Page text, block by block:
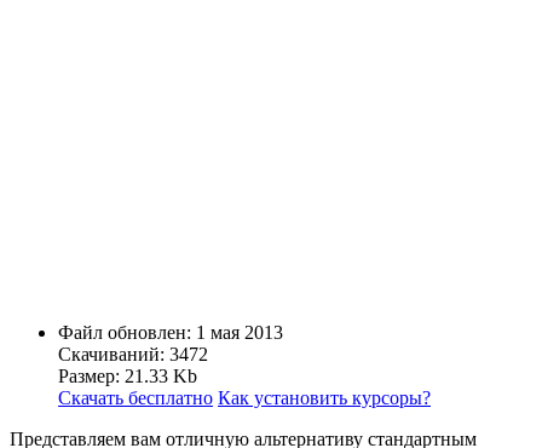
Файл обновлен: 1 мая 2013
Скачиваний: 3472
Размер: 21.33 Kb
Скачать бесплатно Как установить курсоры?
Представляем вам отличную альтернативу стандартным